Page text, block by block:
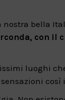
bella
con il
luoghi
così